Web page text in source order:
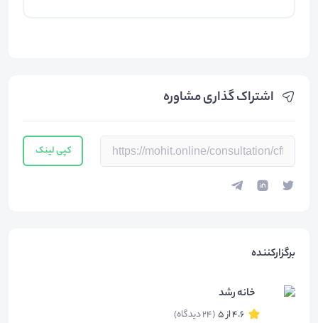
اشتراک گذاری مشاوره
کپی لینک
برگزارکننده
خانه رشد
4.6 از 5 (24 دیدگاه)